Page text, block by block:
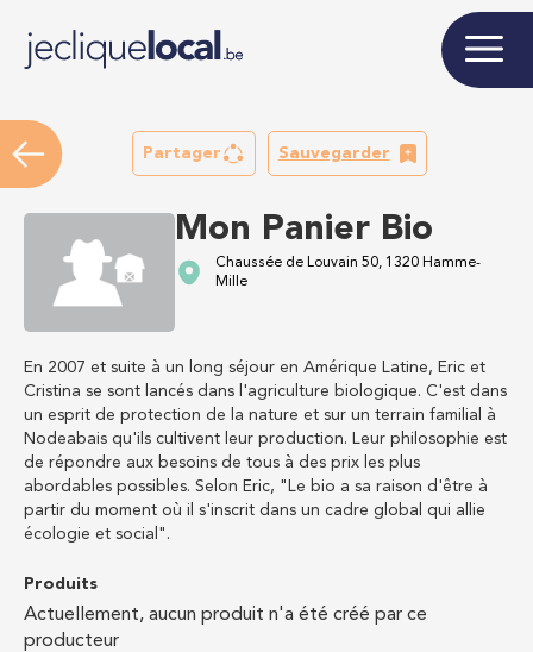
Partager Sauvegarder
Mon Panier Bio
Chaussée de Louvain 50, 1320 Hamme-
Mille
En 2007 et suite à un long séjour en Amérique Latine, Eric et
Cristina se sont lancés dans l'agriculture biologique. C'est dans
un esprit de protection de la nature et sur un terrain familial à
Nodeabais qu'ils cultivent leur production. Leur philosophie est
de répondre aux besoins de tous à des prix les plus
abordables possibles. Selon Eric, "Le bio a sa raison d'être à
partir du moment où il s'inscrit dans un cadre global qui allie
écologie et social".
Produits
Actuellement, aucun produit n'a été créé par ce
producteur